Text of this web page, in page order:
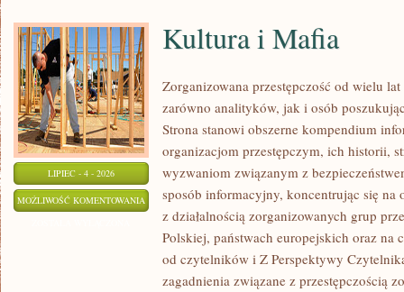
LIPIEC - 4 - 2026
MOŻLIWOŚĆ KOMENTOWANIA KULTURA
MAFIA
Kultura i Mafia
Zorganizowana przestępczość od wielu
zarówno analityków, jak i osób
Strona stanowi obszerne kompendium
organizacjom przestępczym, ich historii,
wyzwaniom związanym z
sposób informacyjny, koncentrując się
z działalnością zorganizowanych grup
Polskiej, państwach europejskich oraz na
od czytelników i Z Perspektywy
zagadnienia związane z przestępczością